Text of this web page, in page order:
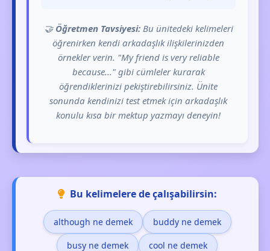
🤝 Öğretmen Tavsiyesi:Bu ünitedeki kelimeleri
öğrenirken kendi arkadaşlık ilişkilerinizden
örnekler verin. "My friend is very reliable
because..." gibi cümleler kurarak
öğrendiklerinizi pekiştirebilirsiniz. Ünite
sonunda kendinizi test etmek için arkadaşlık
konulu kısa bir mektup yazmayı deneyin!
Bu kelimelere de çalışabilirsin:
although ne demek buddy ne demek
busy ne demek cool ne demek